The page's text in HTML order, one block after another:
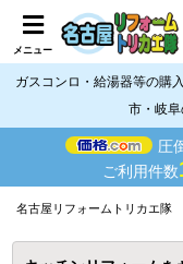
メニュー
ガスコンロ・給湯器等の購
市・岐
圧
ご利用件数
名古屋リフォームトリカエ隊